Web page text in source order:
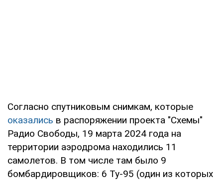
Согласно спутниковым снимкам, которые
оказались в распоряжении проекта "Схемы"
Радио Свободы, 19 марта 2024 года на
территории аэродрома находились 11
самолетов. В том числе там было 9
бомбардировщиков: 6 Ту-95 (один из которых